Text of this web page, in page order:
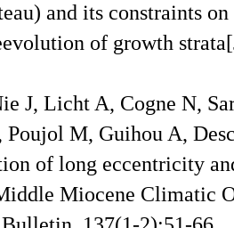
and its constraints
of growth
J, Licht A, Cogne N,
Poujol M, Guihou A,
of long eccentricity
Miocene Climatic